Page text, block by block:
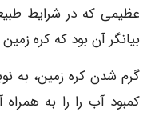
عظیمی که در شرایط
بیانگر آن بود که کره
گرم شدن کره زمین، به
کمبود آب را را به